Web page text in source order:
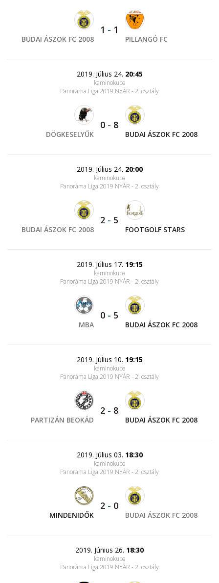
BUDAI ÁSZOK FC 2008
1 - 1
PILLANGÓ FC
2019. Július 24. 20:45
kaminokupa
Panoráma Liga 2019 NYÁR - 2. osztály
DÖGKESELYŰK
0 - 8
BUDAI ÁSZOK FC 2008
2019. Július 24. 20:00
kaminokupa
Panoráma Liga 2019 NYÁR - 2. osztály
BUDAI ÁSZOK FC 2008
2 - 5
FOOTGOLF STARS
2019. Július 17. 19:15
kaminokupa
Panoráma Liga 2019 NYÁR - 2. osztály
MBA
0 - 5
BUDAI ÁSZOK FC 2008
2019. Július 10. 19:15
kaminokupa
Panoráma Liga 2019 NYÁR - 2. osztály
PARTIZÁN BEOKÁD
2 - 8
BUDAI ÁSZOK FC 2008
2019. Július 03. 18:30
kaminokupa
Panoráma Liga 2019 NYÁR - 2. osztály
MINDENIDŐK
2 - 0
BUDAI ÁSZOK FC 2008
2019. Június 26. 18:30
kaminokupa
Panoráma Liga 2019 NYÁR - 2. osztály